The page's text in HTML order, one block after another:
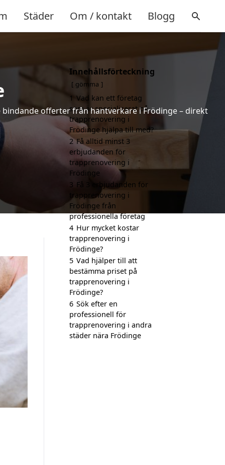
Städer Om / kontakt Blogg
offerter från hantverkare i Frödinge – direkt
Innehållsförteckning
gömma
1 Vad kan ett företag
som är specialiserat på
trapprenovering i
Frödinge hjälpa till med?
2 Få alltid minst 3
erbjudanden för
trapprenovering i
Frödinge
3 Få 3 erbjudanden för
trapprenovering i
Frödinge från
professionella företag
4 Hur mycket kostar
trapprenovering i
Frödinge?
5 Vad hjälper till att
bestämma priset på
trapprenovering i
Frödinge?
6 Sök efter en
professionell för
trapprenovering i andra
städer nära Frödinge